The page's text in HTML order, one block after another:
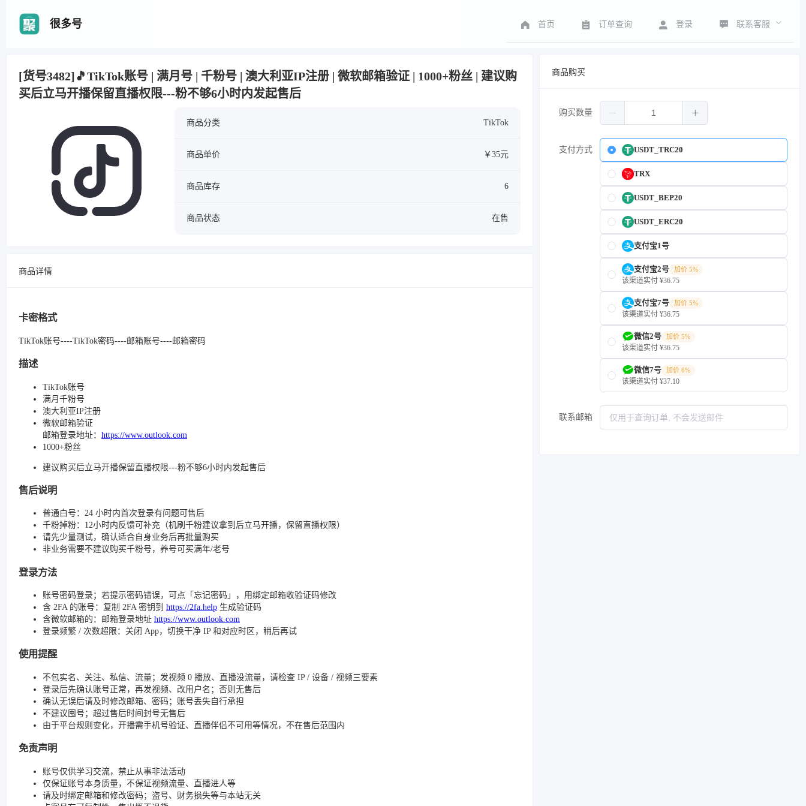
很多号 首页 订单查询 登录 联系客服
[货号3482]🎵TikTok账号 | 满月号 | 千粉号 | 澳大利亚IP注册 | 微软邮箱验证 | 1000+粉丝 | 建议购
买后立马开播保留直播权限---粉不够6小时内发起售后
商品分类 TikTok
商品单价 ￥35元
商品库存 6
商品状态 在售
商品详情
卡密格式
TikTok账号----TikTok密码----邮箱账号----邮箱密码
描述
TikTok账号
满月千粉号
澳大利亚IP注册
微软邮箱验证
邮箱登录地址： https://www.outlook.com
1000+粉丝
建议购买后立马开播保留直播权限---粉不够6小时内发起售后
售后说明
普通白号：24 小时内首次登录有问题可售后
千粉掉粉：12小时内反馈可补充（机刷千粉建议拿到后立马开播，保留直播权限）
请先少量测试，确认适合自身业务后再批量购买
非业务需要不建议购买千粉号，养号可买满年/老号
登录方法
账号密码登录；若提示密码错误，可点「忘记密码」，用绑定邮箱收验证码修改
含 2FA 的账号：复制 2FA 密钥到 https://2fa.help 生成验证码
含微软邮箱的：邮箱登录地址 https://www.outlook.com
登录频繁 / 次数超限：关闭 App，切换干净 IP 和对应时区，稍后再试
使用提醒
不包实名、关注、私信、流量；发视频 0 播放、直播没流量，请检查 IP / 设备 / 视频三要素
登录后先确认账号正常，再发视频、改用户名；否则无售后
确认无误后请及时修改邮箱、密码；账号丢失自行承担
不建议囤号；超过售后时间封号无售后
由于平台规则变化，开播需手机号验证、直播伴侣不可用等情况，不在售后范围内
免责声明
账号仅供学习交流，禁止从事非法活动
仅保证账号本身质量，不保证视频流量、直播进人等
请及时绑定邮箱和修改密码；盗号、财务损失等与本站无关
商品购买
购买数量
支付方式 USDT_TRC20
TRX
USDT_BEP20
USDT_ERC20
支付宝1号
支付宝2号 加价 5%
该渠道实付 ¥36.75
支付宝7号 加价 5%
该渠道实付 ¥36.75
微信2号 加价 5%
该渠道实付 ¥36.75
微信7号 加价 6%
该渠道实付 ¥37.10
联系邮箱